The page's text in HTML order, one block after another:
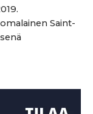
Saint-